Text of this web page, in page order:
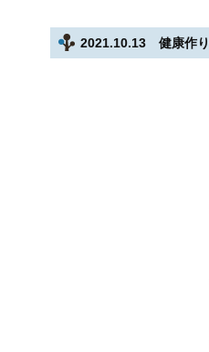
2021.10.13 健康作り